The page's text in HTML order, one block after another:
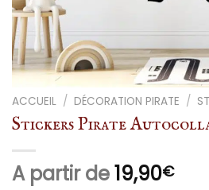
ACCUEIL / DÉCORATION PIRATE /
Stickers Pirate
A partir de19,90€